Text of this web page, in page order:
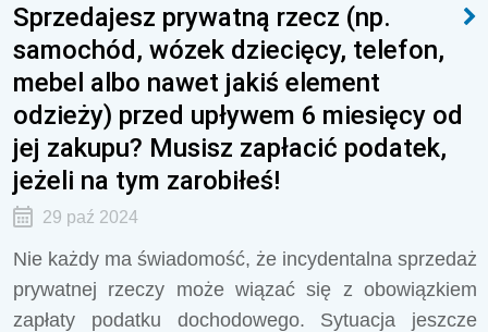
Sprzedajesz prywatną rzecz (np.
samochód, wózek dziecięcy, telefon,
mebel albo nawet jakiś element
odzieży) przed upływem 6 miesięcy od
jej zakupu? Musisz zapłacić podatek,
jeżeli na tym zarobiłeś!
29 paź 2024
Nie każdy ma świadomość, że incydentalna sprzedaż
prywatnej rzeczy może wiązać się z obowiązkiem
zapłaty podatku dochodowego. Sytuacja jeszcze